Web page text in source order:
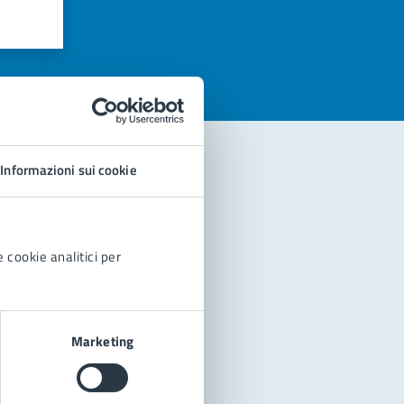
Informazioni sui cookie
cookie analitici per
Marketing